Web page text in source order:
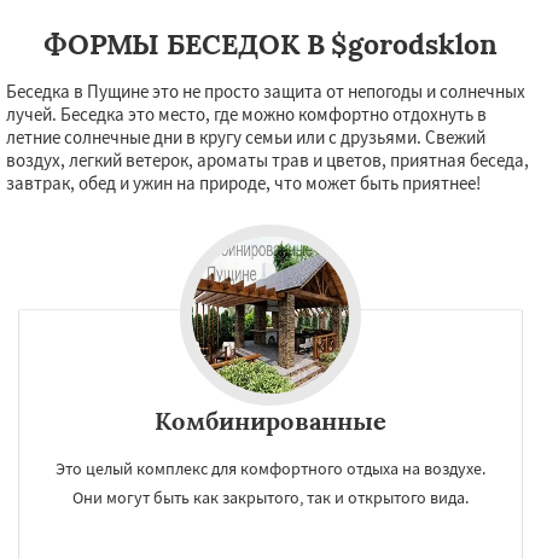
Шатура Щелково Электрогорск
Электросталь Электроугли Яхрома
Богородское Большие Вяземы Быково
Вербилки Восход Деденево Жилево
Загорянский Запрудная
Заречье
Зеленоградск Измайлово
Икша
Ильинский
Красково Лесной
ФОРМЫ БЕСЕДОК В $gorodsklon
Беседка в Пущине это не просто защита от непогоды и солнечных
лучей. Беседка это место, где можно комфортно отдохнуть в
летние солнечные дни в кругу семьи или с друзьями. Свежий
воздух, легкий ветерок, ароматы трав и цветов, приятная беседа,
завтрак, обед и ужин на природе, что может быть приятнее!
Комбинированные
Это целый комплекс для комфортного отдыха на воздухе.
Они могут быть как закрытого, так и открытого вида.
Даю согласие на обработку персональных данных